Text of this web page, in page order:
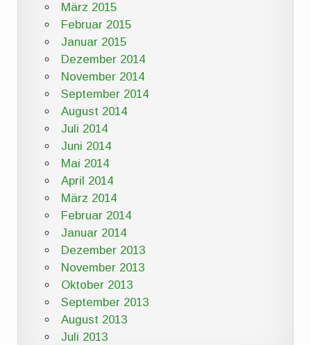
März 2015
Februar 2015
Januar 2015
Dezember 2014
November 2014
September 2014
August 2014
Juli 2014
Juni 2014
Mai 2014
April 2014
März 2014
Februar 2014
Januar 2014
Dezember 2013
November 2013
Oktober 2013
September 2013
August 2013
Juli 2013